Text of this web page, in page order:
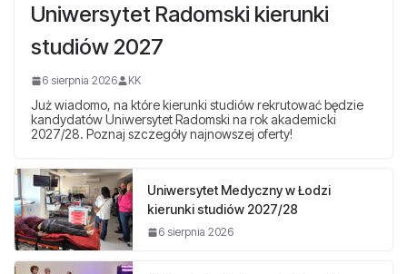
Uniwersytet Radomski kierunki
studiów 2027
6 sierpnia 2026 KK
Już wiadomo, na które kierunki studiów rekrutować będzie
kandydatów Uniwersytet Radomski na rok akademicki
2027/28. Poznaj szczegóły najnowszej oferty!
Uniwersytet Medyczny w Łodzi
kierunki studiów 2027/28
6 sierpnia 2026